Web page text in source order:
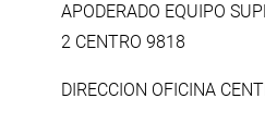
APODERADO EQUIPO
2 CENTRO 9818
DIRECCION OFICINA